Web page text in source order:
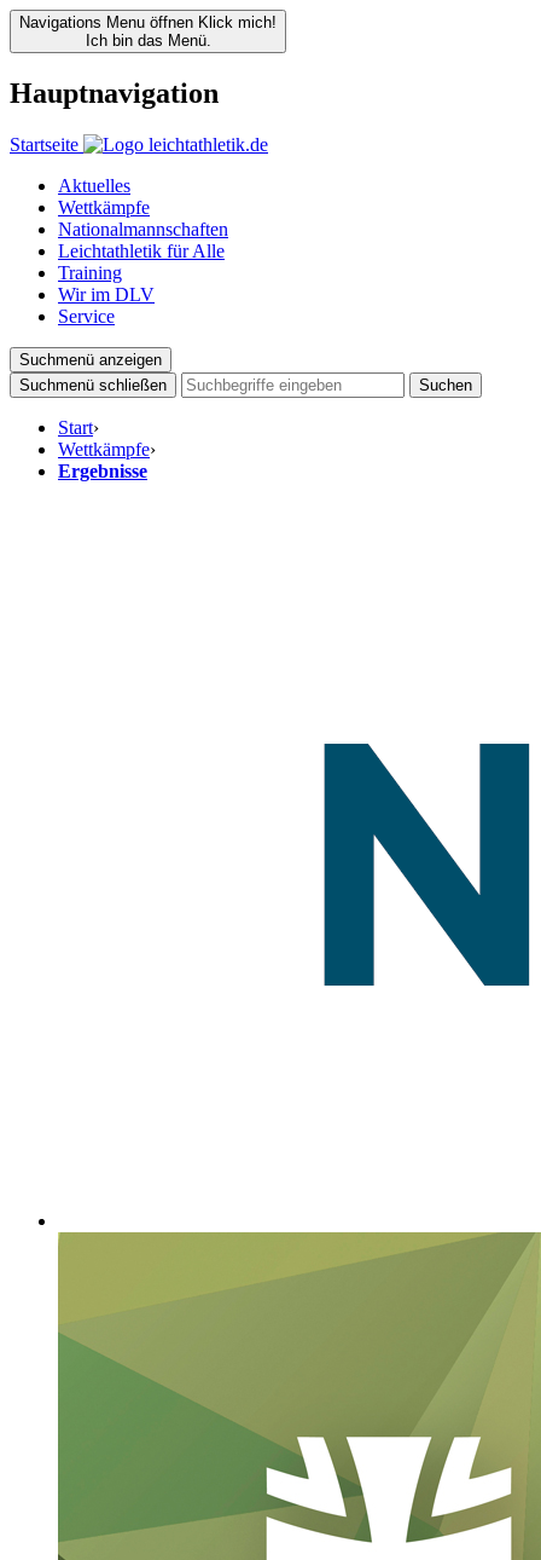
Navigations Menu öffnen Klick mich!
Ich bin das Menü.
Hauptnavigation
Startseite
Aktuelles
Wettkämpfe
Nationalmannschaften
Leichtathletik für Alle
Training
Wir im DLV
Service
Suchmenü anzeigen
Suchmenü schließen
Suchen
Start›
Wettkämpfe›
Ergebnisse